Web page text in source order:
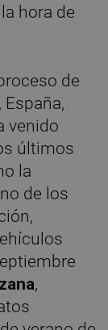
hora de
de
venido
últimos
la
de los
,